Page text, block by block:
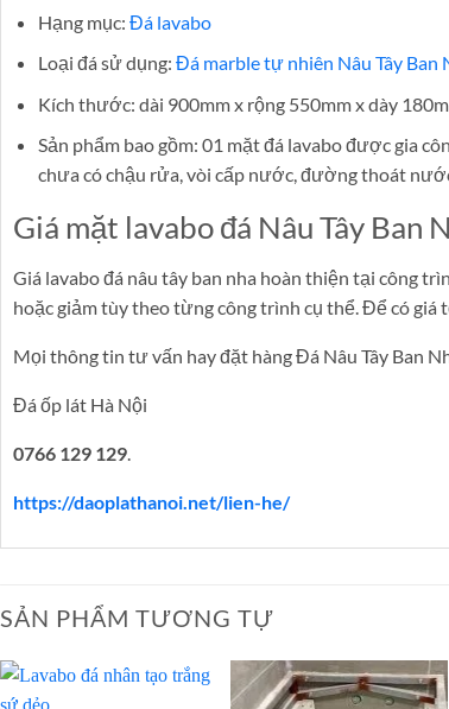
Hạng mục: Đá lavabo
Loại đá sử dụng: Đá marble tự nhiên Nâu Tây Ban
Kích thước: dài 900mm x rộng 550mm x dày
Sản phẩm bao gồm: 01 mặt đá lavabo được gia
chưa có chậu rửa, vòi cấp nước, đường thoát
Giá mặt lavabo đá Nâu Tây Ban
Giá lavabo đá nâu tây ban nha hoàn thiện tại công
hoặc giảm tùy theo từng công trình cụ thể. Để có giá
Mọi thông tin tư vấn hay đặt hàng Đá Nâu Tây Ban
Đá ốp lát Hà Nội
0766 129 129.
https://daoplathanoi.net/lien-he/
SẢN PHẨM TƯƠNG TỰ